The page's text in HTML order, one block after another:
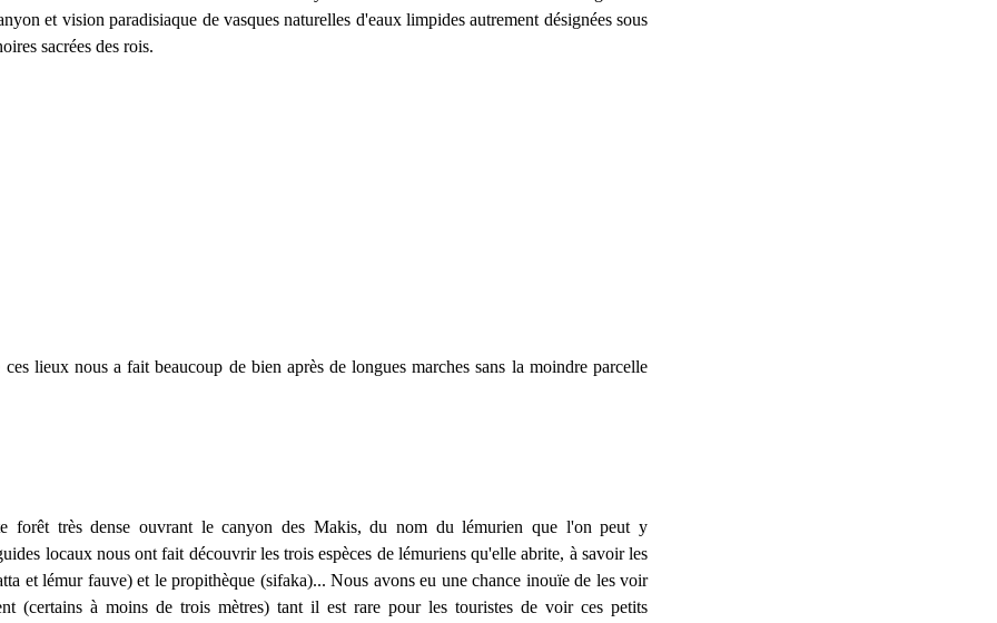
et vision paradisiaque de vasques naturelles d'eaux limpides autrement désignées sous
sacrées des rois.
lieux nous a fait beaucoup de bien après de longues marches sans la moindre parcelle
forêt très dense ouvrant le canyon des Makis, du nom du lémurien que l'on peut y
locaux nous ont fait découvrir les trois espèces de lémuriens qu'elle abrite, à savoir les
et lémur fauve) et le propithèque (sifaka)... Nous avons eu une chance inouïe de les voir
(certains à moins de trois mètres) tant il est rare pour les touristes de voir ces petits